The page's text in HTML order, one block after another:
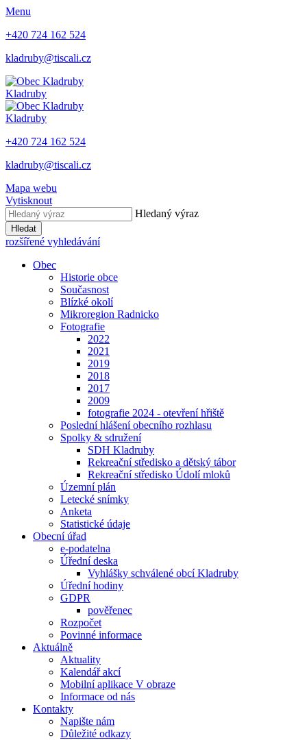
Menu
+420 724 162 524
kladruby@tiscali.cz
Kladruby
Kladruby
+420 724 162 524
kladruby@tiscali.cz
Mapa webu
Vytisknout
Hledaný výraz
Hledat
rozšířené vyhledávání
Obec
Historie obce
Současnost
Blízké okolí
Mikroregion Radnicko
Fotografie
2022
2021
2019
2018
2017
2009
fotografie 2024 - otevření hřiště
Poslední hlášení obecního rozhlasu
Spolky & sdružení
SDH Kladruby
Rekreační středisko a dětský tábor
Rekreační středisko Údolí mloků
Územní plán
Letecké snímky
Anketa
Statistické údaje
Obecní úřad
e-podatelna
Úřední deska
Vyhlášky schválené obcí Kladruby
Úřední hodiny
GDPR
pověřenec
Rozpočet
Povinné informace
Aktuálně
Aktuality
Kalendář akcí
Mobilní aplikace V obraze
Informace od nás
Kontakty
Napište nám
Důležité odkazy